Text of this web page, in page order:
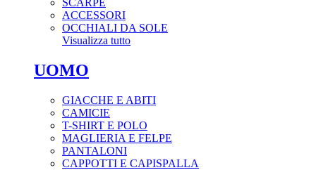
ACCESSORI
OCCHIALI DA SOLE
Visualizza tutto
UOMO
GIACCHE E ABITI
CAMICIE
T-SHIRT E POLO
MAGLIERIA E FELPE
PANTALONI
CAPPOTTI E CAPISPALLA